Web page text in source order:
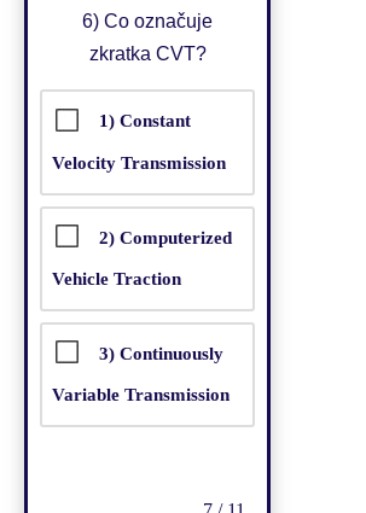
6) Co označuje
zkratka CVT?
1) Constant
Velocity Transmission
2) Computerized
Vehicle Traction
3) Continuously
Variable Transmission